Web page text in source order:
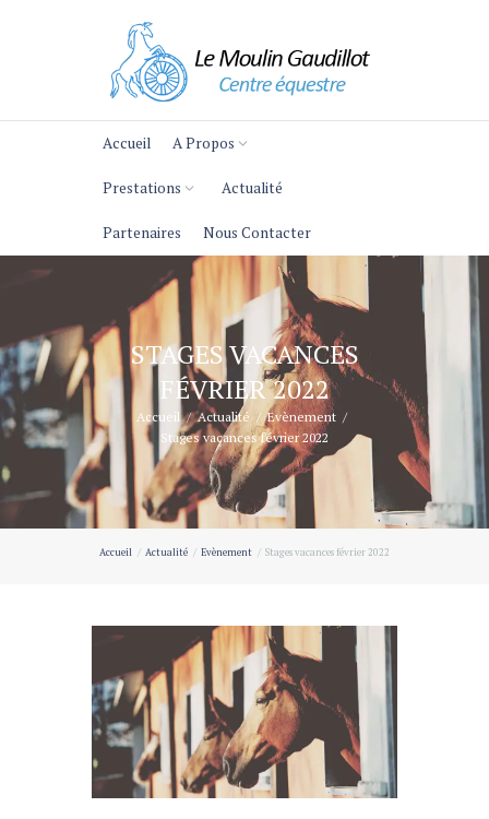
Accueil A Propos
Prestations Actualité
Partenaires Nous Contacter
STAGES VACANCES
FÉVRIER 2022
Accueil Actualité
Evènement
Stages vacances février 2022
Accueil Actualité Evènement Stages vacances février 2022